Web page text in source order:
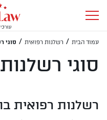
עמוד הבית / רשלנות רפואית / סוגי
סוגי
רשלנות רפואית